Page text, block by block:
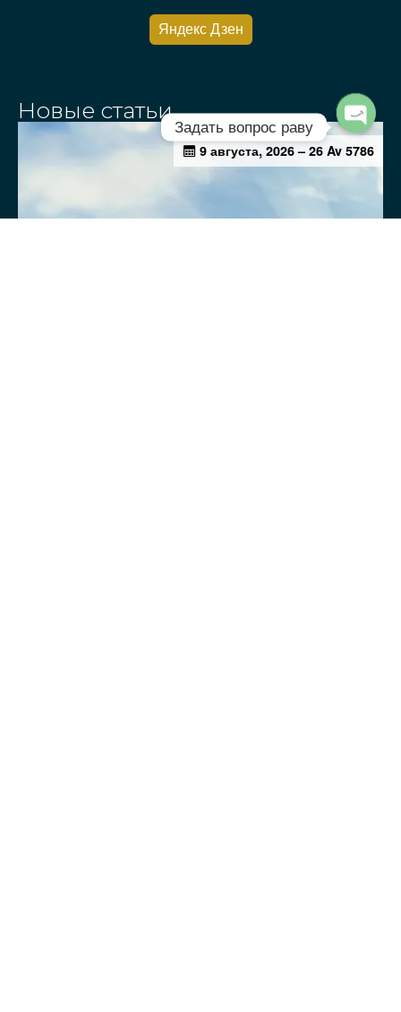
Яндекс Дзен
Новые статьи
Задать вопрос раву
Open